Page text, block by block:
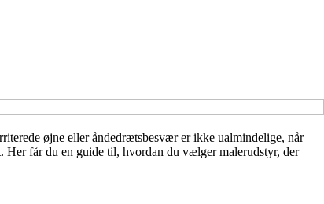
øjne eller åndedrætsbesvær er ikke ualmindelige, når
Her får du en guide til, hvordan du vælger malerudstyr, der